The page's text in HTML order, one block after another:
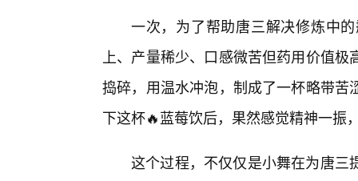
一次，为了帮助唐三解决修炼中
上、产量稀少、口感微苦但药用价值
捣碎，用温水冲泡，制成了一杯略带
下这杯🔥蓝莓饮后，果然感觉精神一振
这个过程，不仅仅是小舞在为唐三